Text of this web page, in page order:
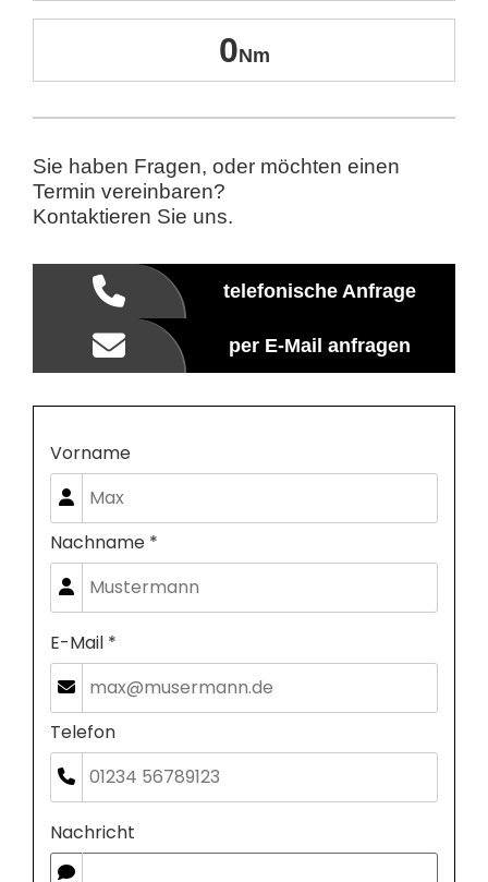
0
Sie haben Fragen, oder möchten einen
Termin vereinbaren?
Kontaktieren Sie uns.
telefonische Anfrage
per E-Mail anfragen
Vorname
Nachname *
E-Mail *
Telefon
Nachricht